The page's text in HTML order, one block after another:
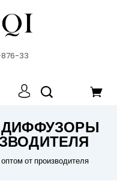
876-33
от производителя